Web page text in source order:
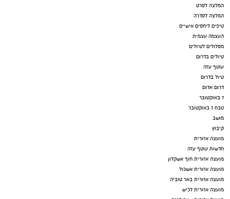
המלצה לסרט
המלצה לסדרה
טיפים ליחסים אישיים
העצמה עצמית
מסלולים לטיולים
טיולים בדרום
עוטף עזה
טיול בדרום
דרום אדום
7 באוקטובר
טבח 7 באוקטובר
מושב
קיבוץ
מועצה אזורית
חדשות עוטף עזה
מועצה אזורית חוף אשקלון
מועצה אזורית אשכול
מועצה אזורית באר טוביה
מועצה אזורית לכיש